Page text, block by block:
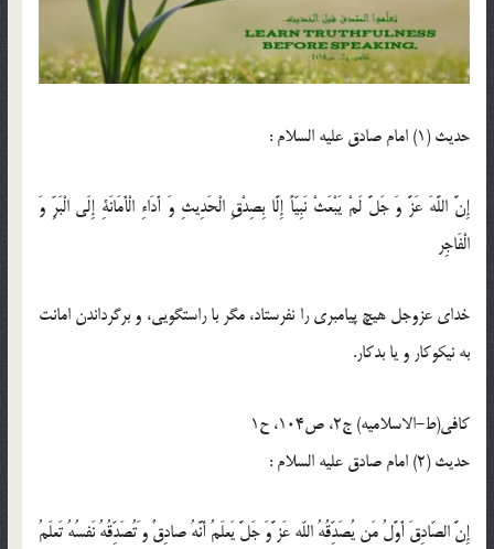
حدیث (1) امام صادق عليه السلام :
إِنَّ اللَّهَ عَزَّ وَ جَلَّ لَمْ يَبْعَثْ نَبِيّاً إِلَّا بِصِدْقِ الْحَدِيثِ وَ أَدَاءِ الْأَمَانَةِ إِلَى الْبَرِّ وَ
الْفَاجِر
خداى عزوجل هيچ پيامبرى را نفرستاد، مگر با راستگويى، و برگرداندن امانت
به نيكوكار و يا بدكار.
كافى(ط-الاسلامیه) ج2، ص104، ح1
حدیث (2) امام صادق عليه السلام :
إِنَّ الصّادِقَ أَوَّلُ مَن يُصَدِّقُهُ اللّه عَز َّوَ جَلَّ يَعلَمُ أَنَّهُ صادِقٌ و َتُصَدِّقُهُ نَفسُهُ تَعلَمُ